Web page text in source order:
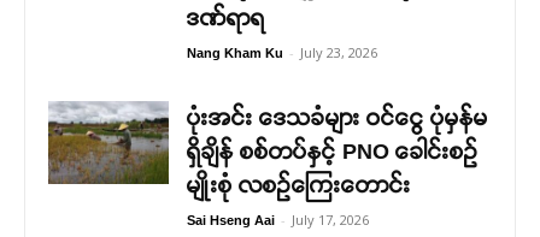
ဒဏ်ရာရ
Nang Kham Ku - July 23, 2026
ပုံးအင်း ဒေသခံများ ဝင်ငွေ ပုံမှန်မ
ရှိချိန် စစ်တပ်နှင့် PNO ခေါင်းစဉ်
မျိုးစုံ လစဉ်ကြေးတောင်း
Sai Hseng Aai - July 17, 2026